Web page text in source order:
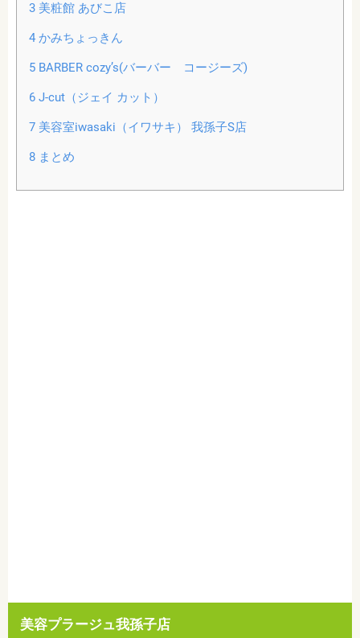
3美粧館 あびこ店
4かみちょっきん
5BARBER cozy’s(バーバー コージーズ)
6J-cut（ジェイ カット）
7美容室iwasaki（イワサキ） 我孫子S店
8まとめ
美容プラージュ我孫子店